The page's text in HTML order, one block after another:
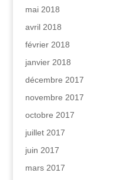
mai 2018
avril 2018
février 2018
janvier 2018
décembre 2017
novembre 2017
octobre 2017
juillet 2017
juin 2017
mars 2017